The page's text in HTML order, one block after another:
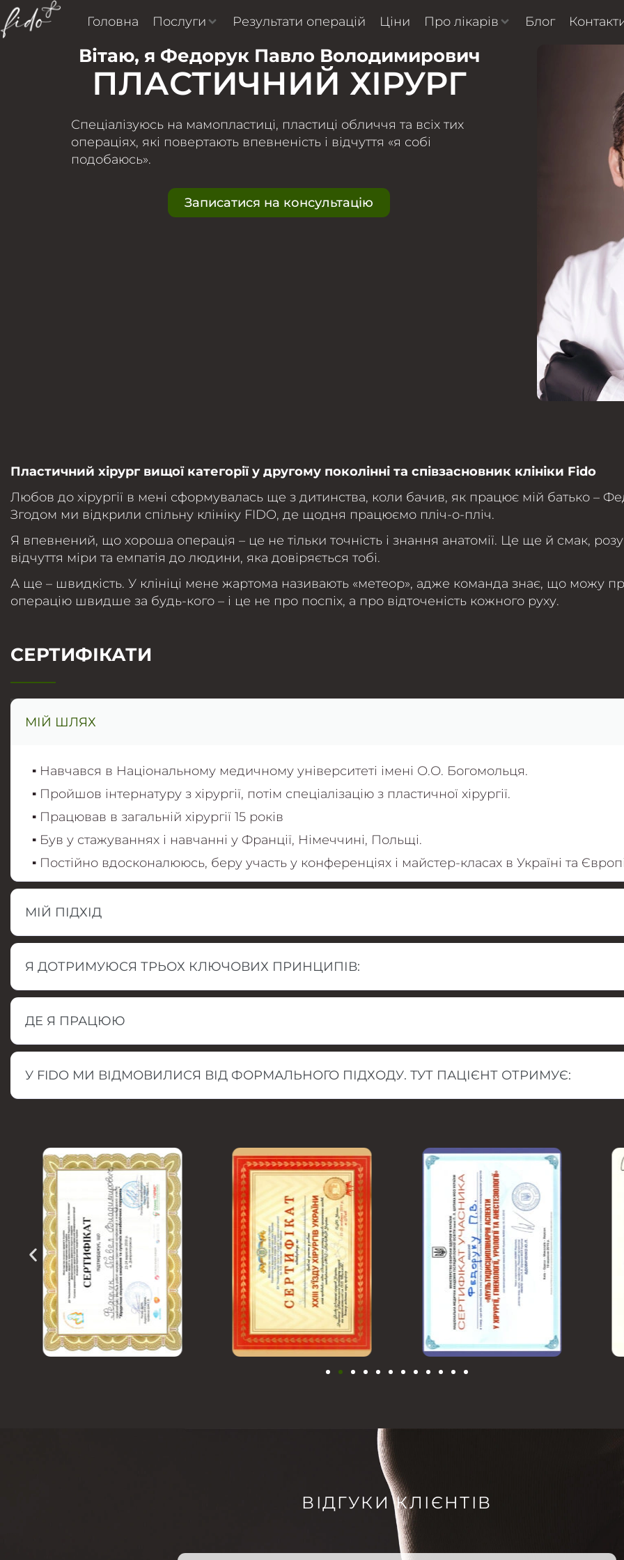
Головна Послуги Результати операцій Ціни Про лікарів Блог
Вітаю, я Федорук Павло Володимирович
ПЛАСТИЧНИЙ ХІРУРГ
Спеціалізуюсь на мамопластиці, пластиці обличчя та всіх тих
операціях, які повертають впевненість і відчуття «я собі
подобаюсь».
Записатися на консультацію
Пластичний хірург вищої категорії у другому поколінні та співзасновник клініки Fido
Любов до хірургії в мені сформувалась ще з дитинства, коли бачив, як працює мій батько –
Згодом ми відкрили спільну клініку FIDO, де щодня працюємо пліч-о-пліч.
Я впевнений, що хороша операція – це не тільки точність і знання анатомії. Це ще й смак,
відчуття міри та емпатія до людини, яка довіряється тобі.
А ще – швидкість. У клініці мене жартома називають «метеор», адже команда знає, що можу
операцію швидше за будь-кого – і це не про поспіх, а про відточеність кожного руху.
СЕРТИФІКАТИ
МІЙ ШЛЯХ
▪️ Навчався в Національному медичному університеті імені О.О. Богомольця.
▪️ Пройшов інтернатуру з хірургії, потім спеціалізацію з пластичної хірургії.
▪️ Працював в загальній хірургії 15 років
▪️ Був у стажуваннях і навчанні у Франції, Німеччині, Польщі.
▪️ Постійно вдосконалююсь, беру участь у конференціях і майстер-класах в Україні та
МІЙ ПІДХІД
Я ДОТРИМУЮСЯ ТРЬОХ КЛЮЧОВИХ ПРИНЦИПІВ:
ДЕ Я ПРАЦЮЮ
У FIDO МИ ВІДМОВИЛИСЯ ВІД ФОРМАЛЬНОГО ПІДХОДУ. ТУТ ПАЦІЄНТ ОТРИМУЄ:
ВІДГУКИ КЛІЄНТІВ